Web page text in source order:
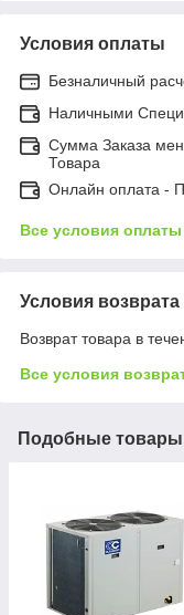
Условия оплаты
Безналичный
Наличными
Сумма Заказа
Товара
Онлайн оплата -
Все условия оплаты
Условия возврата
Возврат товара в
Все условия
Подобные